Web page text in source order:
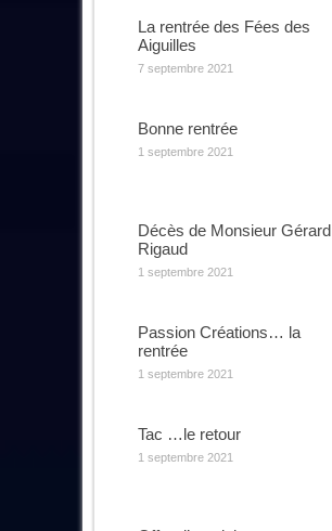
La rentrée des Fées des
Aiguilles
7 septembre 2021
Bonne rentrée
1 septembre 2021
Décès de Monsieur Gérard
Rigaud
1 septembre 2021
Passion Créations… la
rentrée
1 septembre 2021
Tac …le retour
1 septembre 2021